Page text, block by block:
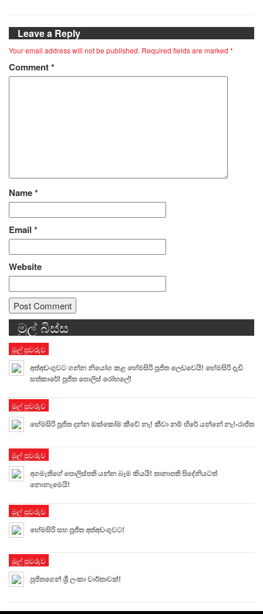
Leave a Reply
Your email address will not be published. Required fields are marked *
Comment*
Name*
Email *
Website
Alternative:
මුල් බිස්ස
මුල් පුවරුව
අත්අඩංගුවට ගන්න නියෝග කළ හේමසිරි පූජිත ලෙඩවෙයි! හේමසිරි දැඩි
සත්කාරේ! පූජිත පොලිස් රෝහලේ!
මුල් පුවරුව
හේමසිරි පූජිත දන්න ඔක්කෝම කීවේ නෑ! කීවා නම් හිරේ යන්නේ නෑ!-රාජිත
මුල් පුවරුව
අගමැතිගේ පොලිස්පති යන්න බෑම කියයි! තානාපති පිදේනියටත්
නොනැමෙයි!
මුල් පුවරුව
හේමසිරි සහ පූජිත අත්අඩංගුවට!
මුල් පුවරුව
පූජිතගෙන් ශ්‍රී ලංකා වාර්තාවක්!